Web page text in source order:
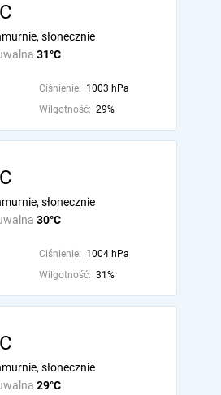
31°C
słonecznie
Ciśnienie: 1003 hPa
Wilgotność: 29%
30°C
słonecznie
Ciśnienie: 1004 hPa
Wilgotność: 31%
29°C
słonecznie